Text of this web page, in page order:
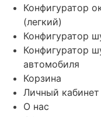
Конфигуратор
(легкий)
Конфигуратор
Конфигуратор
автомобиля
Корзина
Личный кабинет
О нас